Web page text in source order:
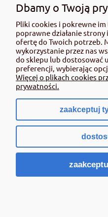
użyciem przeczytaj informacje
dotyczące produktu. Zwróć uwagę
oraz przestrzegaj środków
Środki ochrony roślin do użytku
wyłącznie przez osoby
wymagane od osób
ustawie (art. 28 Ustawy z dn. 8
Ustw 2020 poz.2097 z pózn. zm.)
złamaniem regulaminu sklepu.
pokaż
Sklep
Dbamy o Twoją
Pliki cookies i pokrewne
poprawne działanie
ofertę do Twoich potrzeb.
wykorzystanie przez nas
do sklepu lub dostosować
preferencji, wybierając
Więcej o plikach cookies
prywatności.
zaakceptuj